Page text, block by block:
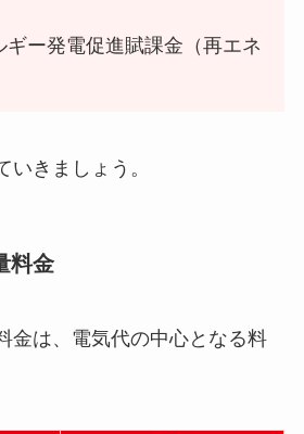
ギー発電促進賦課金（再エネ
いきましょう。
料金
金は、電気代の中心となる料